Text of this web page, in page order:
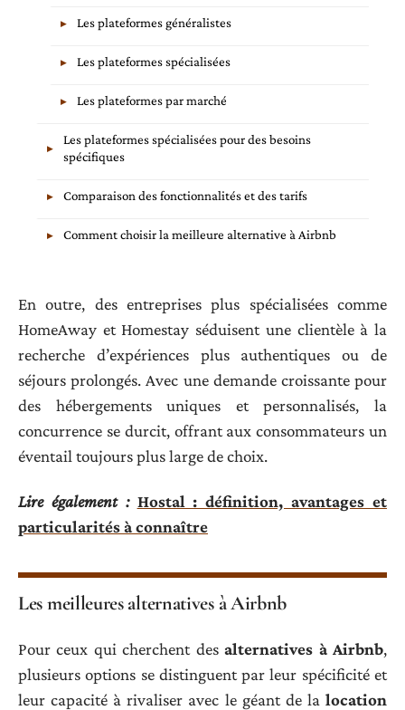
Les plateformes généralistes
Les plateformes spécialisées
Les plateformes par marché
Les plateformes spécialisées pour des besoins
spécifiques
Comparaison des fonctionnalités et des tarifs
Comment choisir la meilleure alternative à Airbnb
En outre, des entreprises plus spécialisées comme
HomeAway et Homestay séduisent une clientèle à la
recherche d’expériences plus authentiques ou de
séjours prolongés. Avec une demande croissante pour
des hébergements uniques et personnalisés, la
concurrence se durcit, offrant aux consommateurs un
éventail toujours plus large de choix.
Lire également : Hostal : définition, avantages et
particularités à connaître
Les meilleures alternatives à Airbnb
Pour ceux qui cherchent desalternatives à Airbnb,
plusieurs options se distinguent par leur spécificité et
leur capacité à rivaliser avec le géant de la location